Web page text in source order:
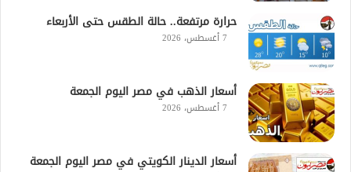
حرارة مرتفعة.. حالة الطقس حتى الأربعاء
7 أغسطس، 2026
أسعار الذهب في مصر اليوم الجمعة
7 أغسطس، 2026
أسعار الدينار الكويتي في مصر اليوم الجمعة